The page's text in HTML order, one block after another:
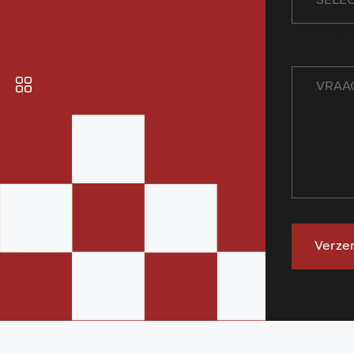
Bekijk onze app